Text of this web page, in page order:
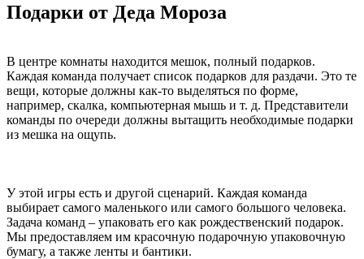
Подарки от Деда Мороза
В центре комнаты находится мешок, полный подарков.
Каждая команда получает список подарков для раздачи. Это те
вещи, которые должны как-то выделяться по форме,
например, скалка, компьютерная мышь и т. д. Представители
команды по очереди должны вытащить необходимые подарки
из мешка на ощупь.
У этой игры есть и другой сценарий. Каждая команда
выбирает самого маленького или самого большого человека.
Задача команд – упаковать его как рождественский подарок.
Мы предоставляем им красочную подарочную упаковочную
бумагу, а также ленты и бантики.